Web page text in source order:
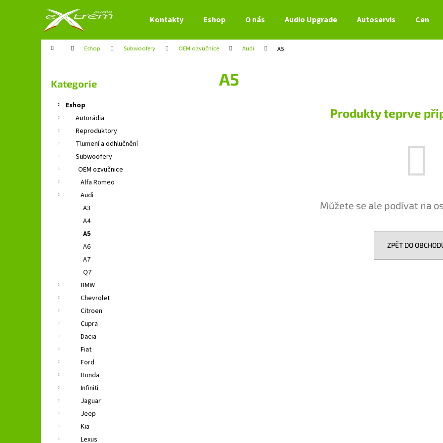
Kontakty Eshop O nás Audio Upgrade Autoservis Ceník
Domů Eshop Subwoofery OEM ozvučnice Audi A5
Přeskočit
kategorie
Kategorie
Eshop
Autorádia
Reproduktory
Tlumení a odhlučnění
Subwoofery
OEM ozvučnice
Alfa Romeo
Audi
A3
A4
A5
A6
A7
Q7
BMW
Chevrolet
Citroen
Cupra
Dacia
Fiat
Ford
Honda
Infiniti
Jaguar
Jeep
Kia
Lexus
A5
Produkty teprve
Můžete se ale podívat na
ZPĚT DO
Zpět
Zpět
Co potřebujete najít?
GROUND ZERO GZFC 165.2
1 690 Kč
Původně:2 490 Kč